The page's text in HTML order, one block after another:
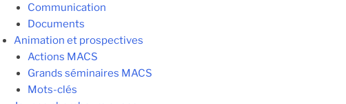
Communication
Documents
Animation et prospectives
Actions MACS
Grands séminaires MACS
Mots-clés